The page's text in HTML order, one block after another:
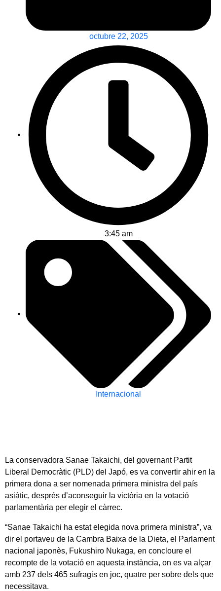
octubre 22, 2025
3:45 am
Internacional
La conservadora Sanae Takaichi, del governant Partit
Liberal Democràtic (PLD) del Japó, es va convertir ahir en la
primera dona a ser nomenada primera ministra del país
asiàtic, després d’aconseguir la victòria en la votació
parlamentària per elegir el càrrec.
“Sanae Takaichi ha estat elegida nova primera ministra”, va
dir el portaveu de la Cambra Baixa de la Dieta, el Parlament
nacional japonès, Fukushiro Nukaga, en concloure el
recompte de la votació en aquesta instància, on es va alçar
amb 237 dels 465 sufragis en joc, quatre per sobre dels que
necessitava.